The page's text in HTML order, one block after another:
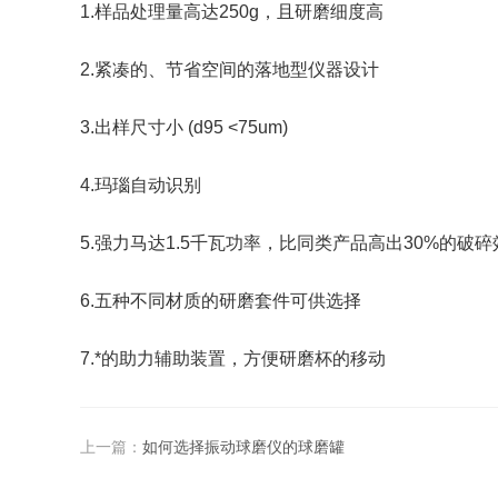
1.样品处理量高达250g，且研磨细度高
2.紧凑的、节省空间的落地型仪器设计
3.出样尺寸小 (d95 <75um)
4.玛瑙自动识别
5.强力马达1.5千瓦功率，比同类产品高出30%的破碎
6.五种不同材质的研磨套件可供选择
7.*的助力辅助装置，方便研磨杯的移动
上一篇： 如何选择振动球磨仪的球磨罐